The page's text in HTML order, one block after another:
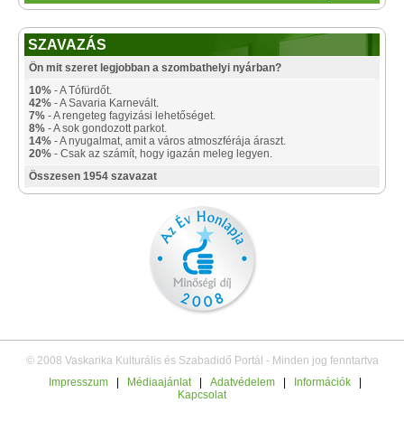
SZAVAZÁS
Ön mit szeret legjobban a szombathelyi nyárban?
10% - A Tófürdőt.
42% - A Savaria Karnevált.
7% - A rengeteg fagyizási lehetőséget.
8% - A sok gondozott parkot.
14% - A nyugalmat, amit a város atmoszférája áraszt.
20% - Csak az számít, hogy igazán meleg legyen.
Összesen 1954 szavazat
© 2008 Vaskarika Kulturális és Szabadidő Portál - Minden jog fenntartva
Impresszum
Médiaajánlat Adatvédelem Információk
Kapcsolat